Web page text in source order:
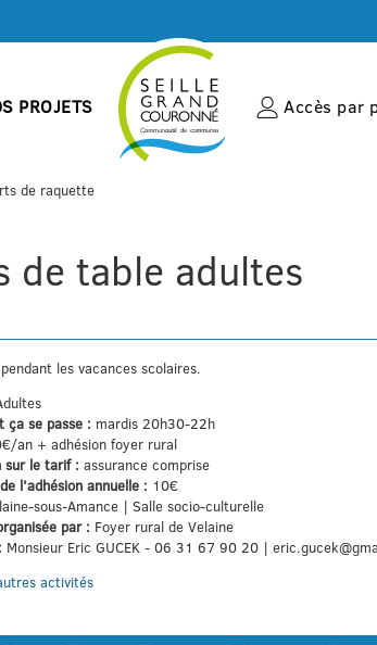
PROJETS Accès par
de raquette
de table adultes
les vacances scolaires.
ça se passe : mardis 20h30-22h
an + adhésion foyer rural
sur le tarif : assurance comprise
l'adhésion annuelle : 10€
sous-Amance | Salle socio-culturelle
par : Foyer rural de Velaine
Monsieur Eric GUCEK - 06 31 67 90 20 |
activités